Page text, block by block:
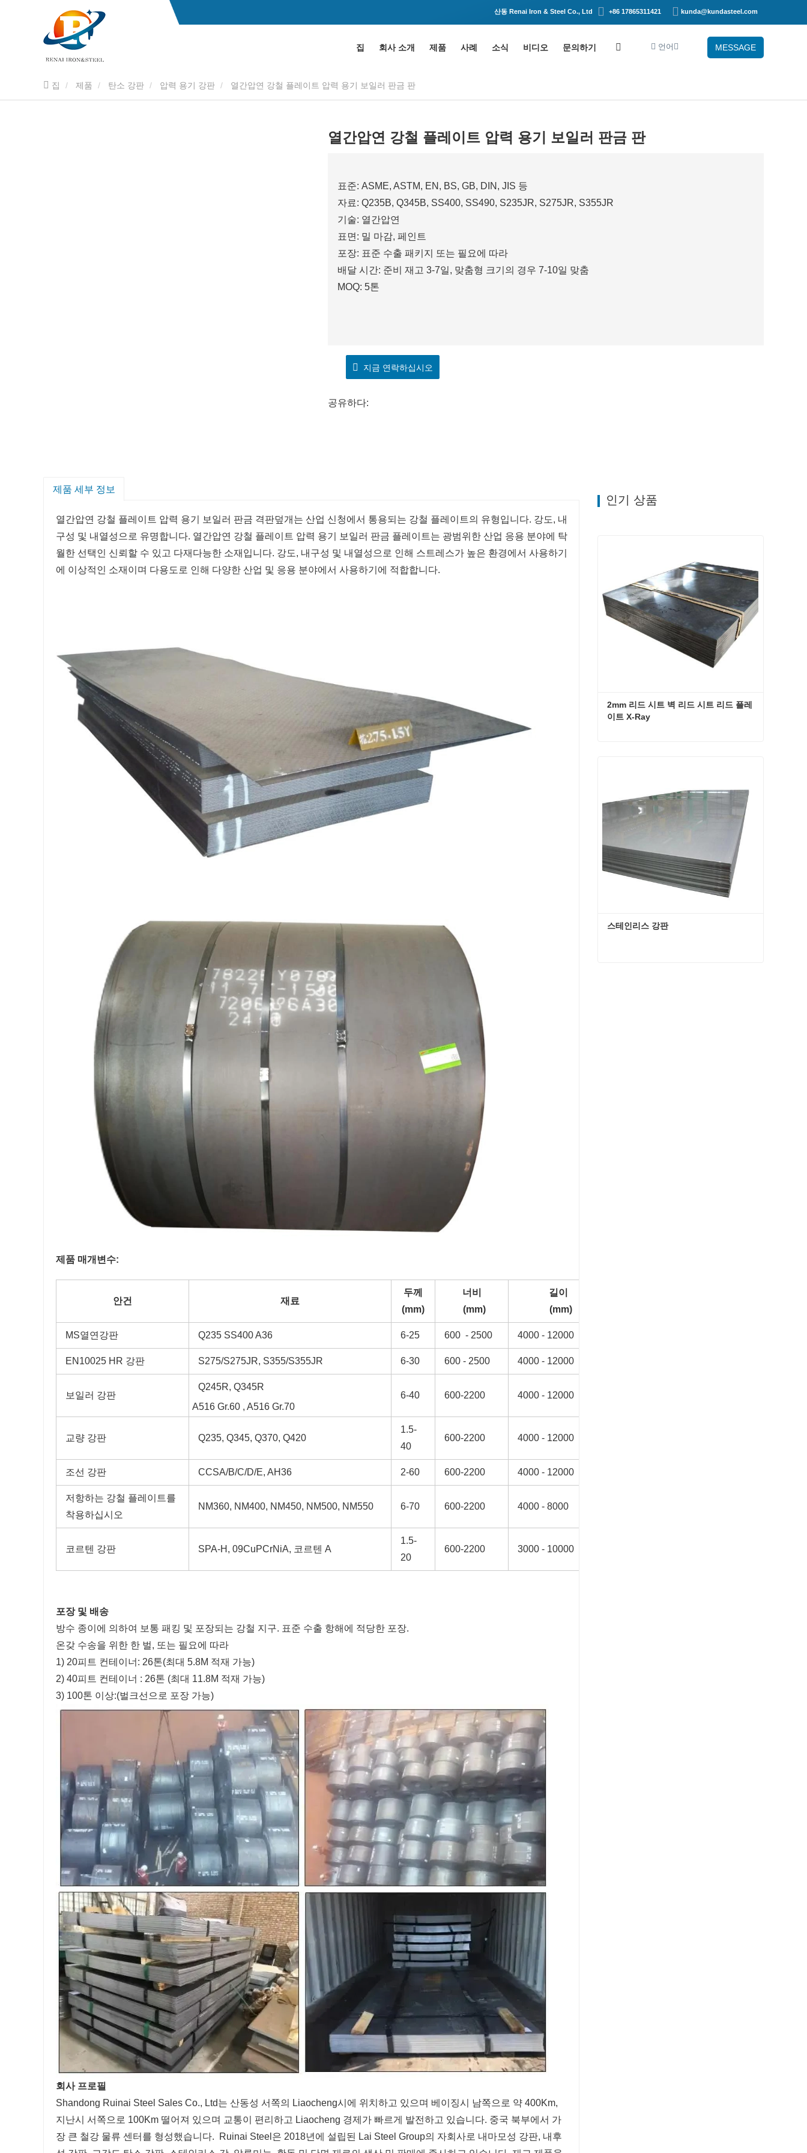
산동 Renai Iron & Steel Co., Ltd +86 17865311421 kunda@kundasteel.com
집 회사 소개 제품 사례 소식 비디오 문의하기 MESSAGE
언어
집 제품 탄소 강판 압력 용기 강판 열간압연 강철 플레이트 압력 용기 보일러 판금 판
열간압연 강철 플레이트 압력 용기 보일러 판금 판
표준: ASME, ASTM, EN, BS, GB, DIN, JIS 등
자료: Q235B, Q345B, SS400, SS490, S235JR, S275JR, S355JR
기술: 열간압연
표면: 밀 마감, ​​페인트
포장: 표준 수출 패키지 또는 필요에 따라
배달 시간: 준비 재고 3-7일, 맞춤형 크기의 경우 7-10일 맞춤
MOQ: 5톤
지금 연락하십시오
공유하다:
제품 세부 정보
열간압연 강철 플레이트 압력 용기 보일러 판금 격판덮개는 산업 신청에서 통용되는 강철 플레이트의 유형입니다. 강도, 내
구성 및 내열성으로 유명합니다. 열간압연 강철 플레이트 압력 용기 보일러 판금 플레이트는 광범위한 산업 응용 분야에 탁
월한 선택인 신뢰할 수 있고 다재다능한 소재입니다. 강도, 내구성 및 내열성으로 인해 스트레스가 높은 환경에서 사용하기
에 이상적인 소재이며 다용도로 인해 다양한 산업 및 응용 분야에서 사용하기에 적합합니다.
제품 매개변수:
안건 재료
두께
(mm)
너비
(mm)
길이
(mm)
MS열연강판 Q235 SS400 A36 6-25 600 - 2500 4000 - 12000
EN10025 HR 강판 S275/S275JR, S355/S355JR 6-30 600 - 2500 4000 - 12000
보일러 강판
Q245R, Q345R
A516 Gr.60 , A516 Gr.70
6-40 600-2200 4000 - 12000
교량 강판 Q235, Q345, Q370, Q420
1.5-
40
600-2200 4000 - 12000
조선 강판 CCSA/B/C/D/E, AH36 2-60 600-2200 4000 - 12000
저항하는 강철 플레이트를
착용하십시오
NM360, NM400, NM450, NM500, NM550 6-70 600-2200 4000 - 8000
코르텐 강판 SPA-H, 09CuPCrNiA, 코르텐 A
1.5-
20
600-2200 3000 - 10000
포장 및 배송
방수 종이에 의하여 보통 패킹 및 포장되는 강철 지구. 표준 수출 항해에 적당한 포장.
온갖 수송을 위한 한 벌, 또는 필요에 따라
1) 20피트 컨테이너: 26톤(최대 5.8M 적재 가능)
2) 40피트 컨테이너 : 26톤 (최대 11.8M 적재 가능)
3) 100톤 이상:(벌크선으로 포장 가능)
회사 프로필
Shandong Ruinai Steel Sales Co., Ltd는 산동성 서쪽의 Liaocheng시에 위치하고 있으며 베이징시 남쪽으로 약 400Km,
지난시 서쪽으로 100Km 떨어져 있으며 교통이 편리하고 Liaocheng 경제가 빠르게 발전하고 있습니다. 중국 북부에서 가
장 큰 철강 물류 센터를 형성했습니다.
Ruinai Steel은 2018년에 설립된 Lai Steel Group의 자회사로 내마모성 강판, 내후
인기 상품
2mm 리드 시트 벽 리드 시트 리드 플레
이트 X-Ray
스테인리스 강판